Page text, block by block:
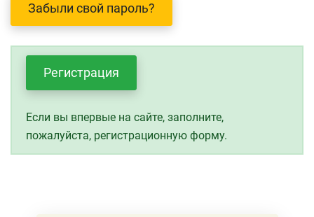
Забыли свой пароль?
Регистрация
Если вы впервые на сайте, заполните,
пожалуйста, регистрационную форму.